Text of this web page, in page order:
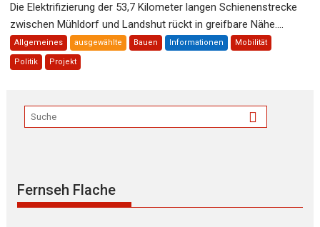
Die Elektrifizierung der 53,7 Kilometer langen Schienenstrecke
zwischen Mühldorf und Landshut rückt in greifbare Nähe....
Allgemeines ausgewählte Bauen Informationen Mobilität
Politik Projekt
Fernseh Flache